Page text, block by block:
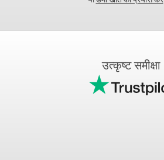
उत्कृष्ट समीक्षा